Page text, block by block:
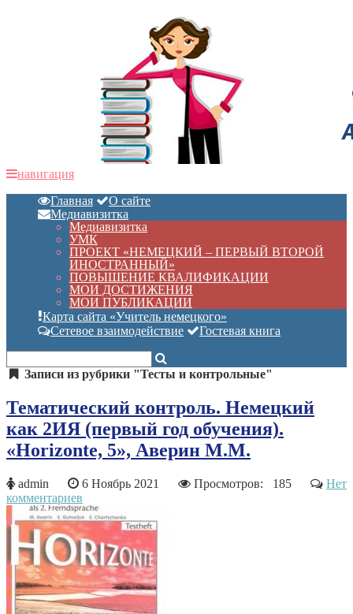
навигация
Главная
О сайте
Медиавизитка
Медиавизитка
УМК
ПРОЕКТ «НЕМЕЦКИЙ – ПЕРВЫЙ ВТОРОЙ
ИНОСТРАННЫЙ»
ПОВЫШЕНИЕ КВАЛИФИКАЦИИ
МОИ ДОСТИЖЕНИЯ
МОИ ПУБЛИКАЦИИ
Карта сайта «Учитель немецкого»
Сетевое взаимодействие
Гостевая книга
Записи из рубрики "Тесты и контрольные"
Тематический контроль. Немецкий
как 2ИЯ (первый год обучения).
«Horizonte, 5», Аверин М.М.
admin 6 Ноябрь 2021 Просмотров: 185
Нет
комментариев